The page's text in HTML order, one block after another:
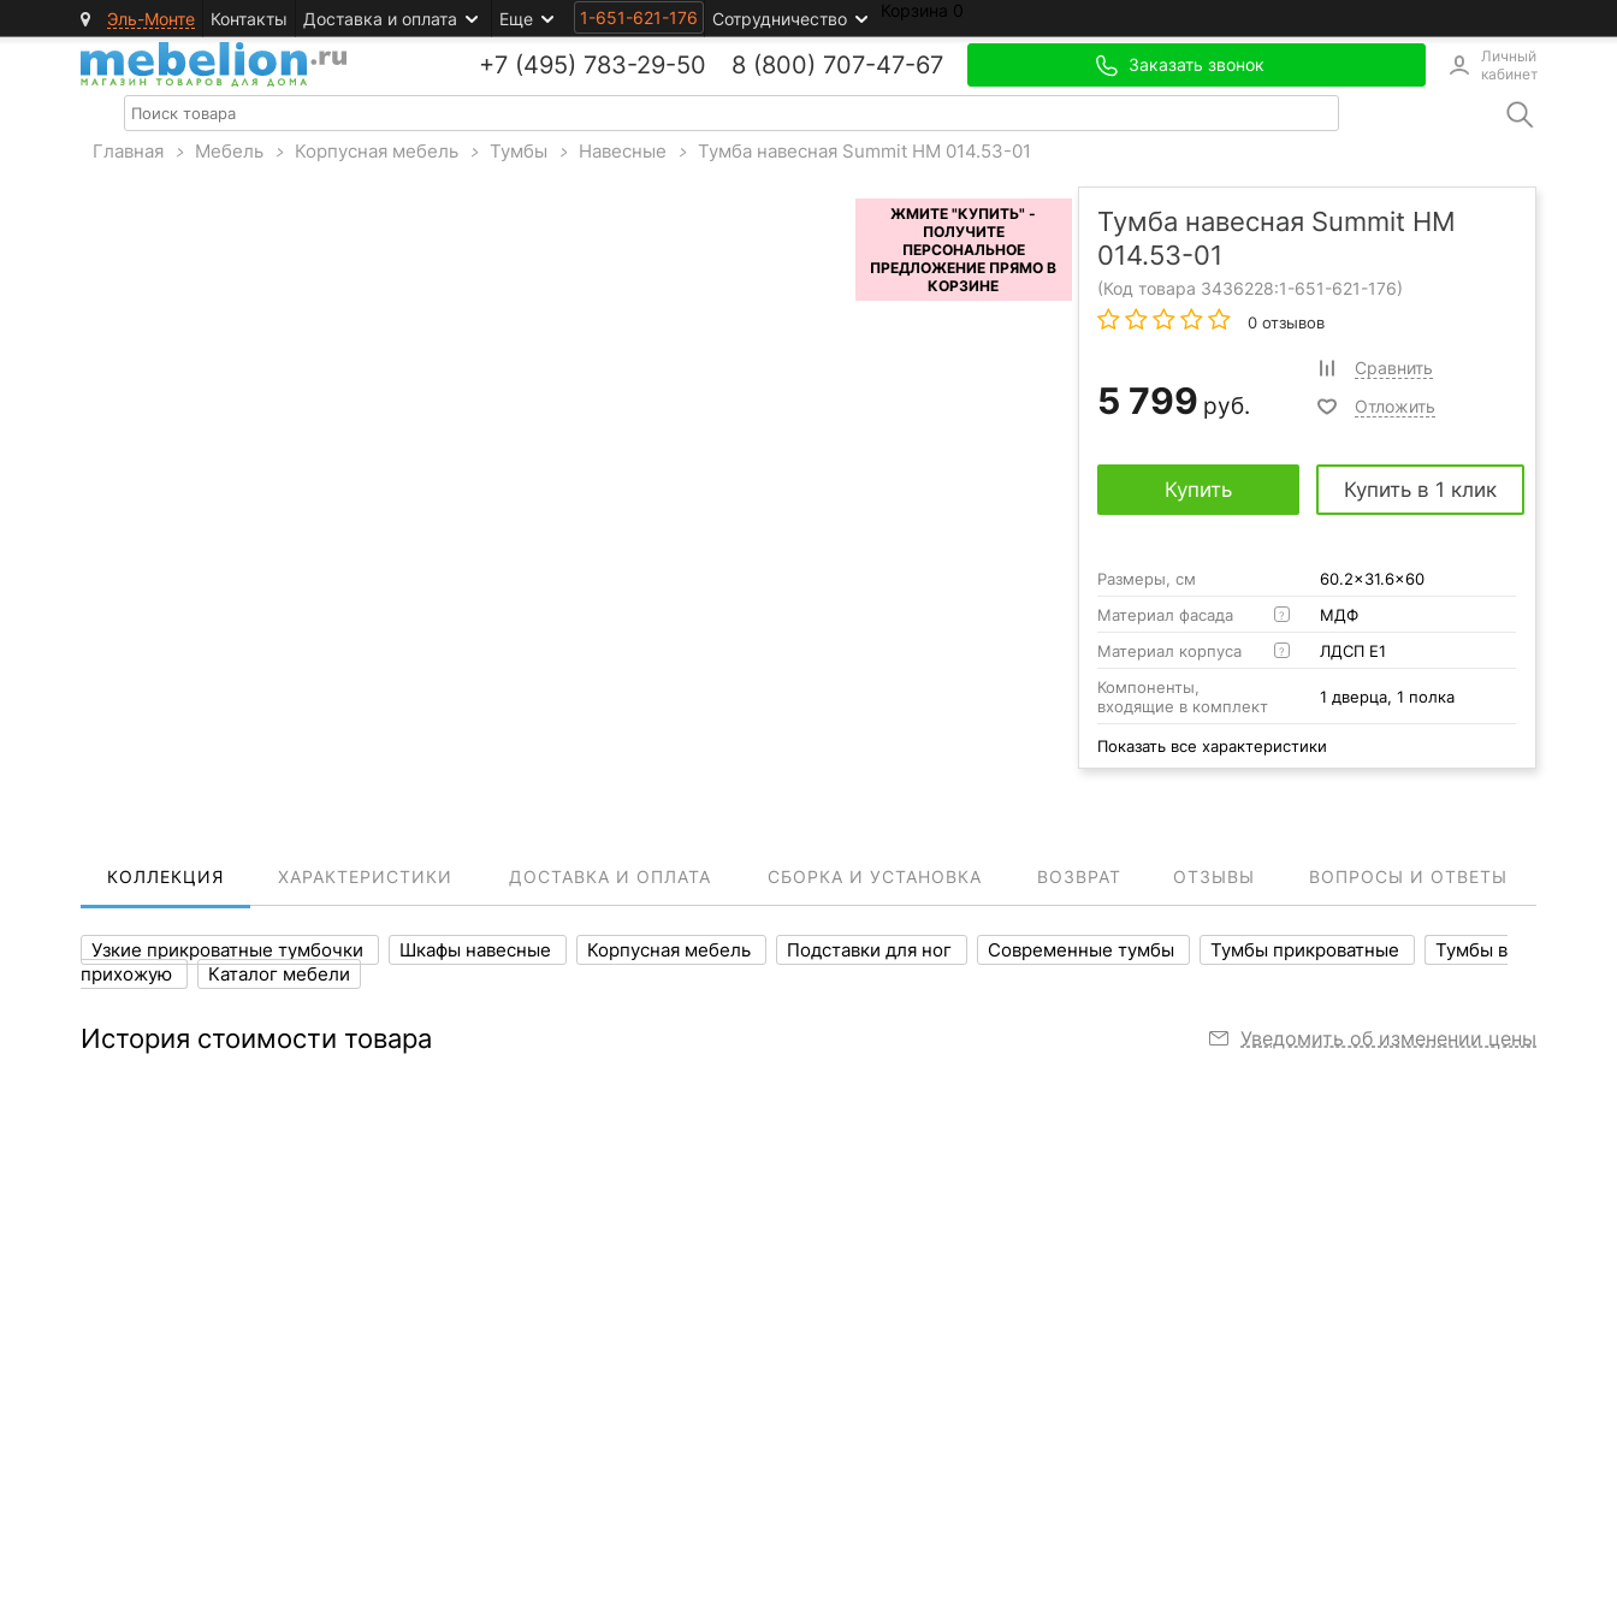
Эль-Монте Контакты Доставка и оплата Еще 1-651-621-176 Сотрудничество Корзина 0
+7 (495) 783-29-50 8 (800) 707-47-67 Заказать звонок
Личный
кабинет
Главная > Мебель > Корпусная мебель > Тумбы > Навесные > Тумба навесная Summit НМ 014.53-01
Тумба навесная Summit НМ
014.53-01
(Код товара 3436228:1-651-621-176)
0 отзывов
5 799 руб.
Сравнить
Отложить
Купить Купить в 1 клик
Размеры, см
60.2x31.6x60
Материал фасада
?
МДФ
Материал корпуса
?
ЛДСП Е1
Компоненты,
входящие в комплект
1 дверца, 1 полка
Показать все характеристики
КОЛЛЕКЦИЯ ХАРАКТЕРИСТИКИ ДОСТАВКА И ОПЛАТА СБОРКА И УСТАНОВКА ВОЗВРАТ ОТЗЫВЫ ВОПРОСЫ И ОТВЕТЫ
Узкие прикроватные тумбочки Шкафы навесные Корпусная мебель Подставки для ног Современные тумбы Тумбы прикроватные
Тумбы в
прихожую
Каталог мебели
История стоимости товара Уведомить об изменении цены